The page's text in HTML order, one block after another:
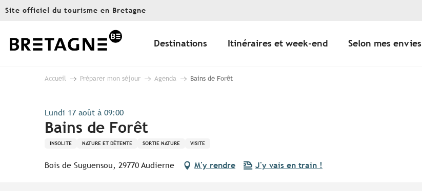
Aller
principal
Site officiel du tourisme en Bretagne
Destinations Itinéraires et week-end Selon mes envies
Accueil Préparer mon séjour Agenda Bains de Forêt
Lundi 17 août à 09:00
Bains de Forêt
INSOLITE NATURE ET DÉTENTE SORTIE NATURE VISITE
Bois de Suguensou, 29770 Audierne M'y rendre J'y vais en train !